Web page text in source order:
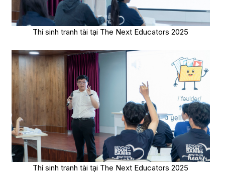
Thí sinh tranh tài tại The Next Educators 2025
Thí sinh tranh tài tại The Next Educators 2025